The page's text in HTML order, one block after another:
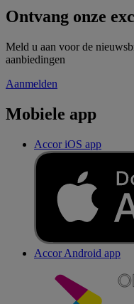
Ontvang onze
Meld u aan voor de
aanbiedingen
Aanmelden
Mobiele app
Accor iOS app
Accor Android app